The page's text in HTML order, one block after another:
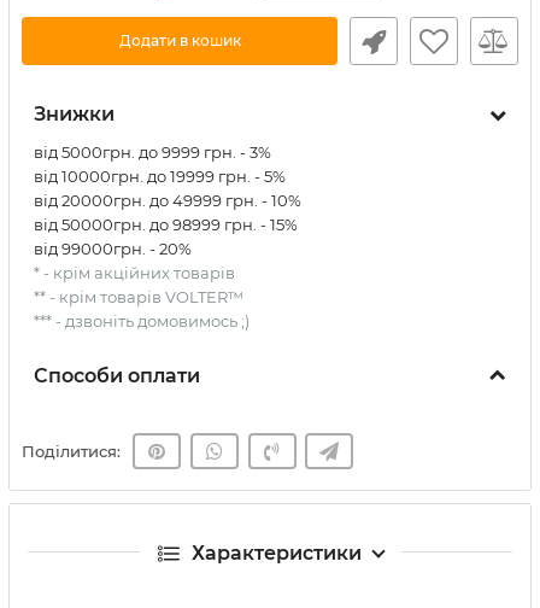
Додати в кошик
Знижки
від 5000грн. до 9999 грн. - 3%
від 10000грн. до 19999 грн. - 5%
від 20000грн. до 49999 грн. - 10%
від 50000грн. до 98999 грн. - 15%
від 99000грн. - 20%
* - крім акційних товарів
** - крім товарів VOLTER™
*** - дзвоніть домовимось ;)
Способи оплати
Поділитися:
Характеристики